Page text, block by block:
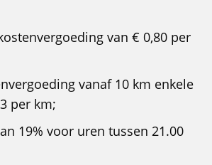
van € 0,80 per
vanaf 10 km enkele
per km;
19% voor uren tussen 21.00